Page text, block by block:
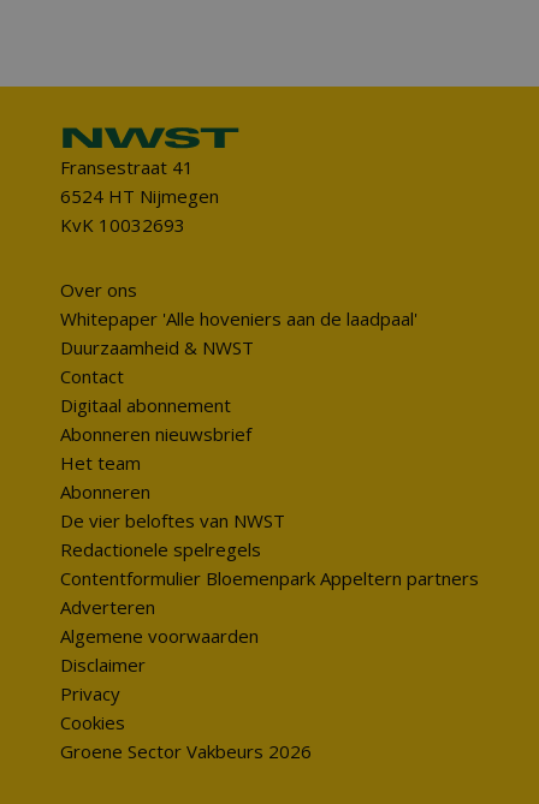
Fransestraat 41
6524 HT Nijmegen
KvK 10032693
Over ons
Whitepaper 'Alle hoveniers aan de laadpaal'
Duurzaamheid & NWST
Contact
Digitaal abonnement
Abonneren nieuwsbrief
Het team
Abonneren
De vier beloftes van NWST
Redactionele spelregels
Contentformulier Bloemenpark Appeltern partners
Adverteren
Algemene voorwaarden
Disclaimer
Privacy
Cookies
Groene Sector Vakbeurs 2026